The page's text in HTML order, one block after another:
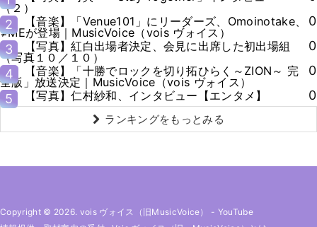
（２）
2
【音楽】「Venue101」にリーダーズ、Omoinotake、
≠MEが登場｜MusicVoice（vois ヴォイス）
0
3
【写真】紅白出場者決定、会見に出席した初出場組
（写真１０／１０）
0
4
【音楽】「十勝でロックを切り拓ひらく～ZION～ 完
全版」放送決定｜MusicVoice（vois ヴォイス）
0
5
【写真】仁村紗和、インタビュー【エンタメ】 0
ランキングをもっとみる
Copyright © 2026. vois ヴォイス（旧MusicVoice） - YouTube